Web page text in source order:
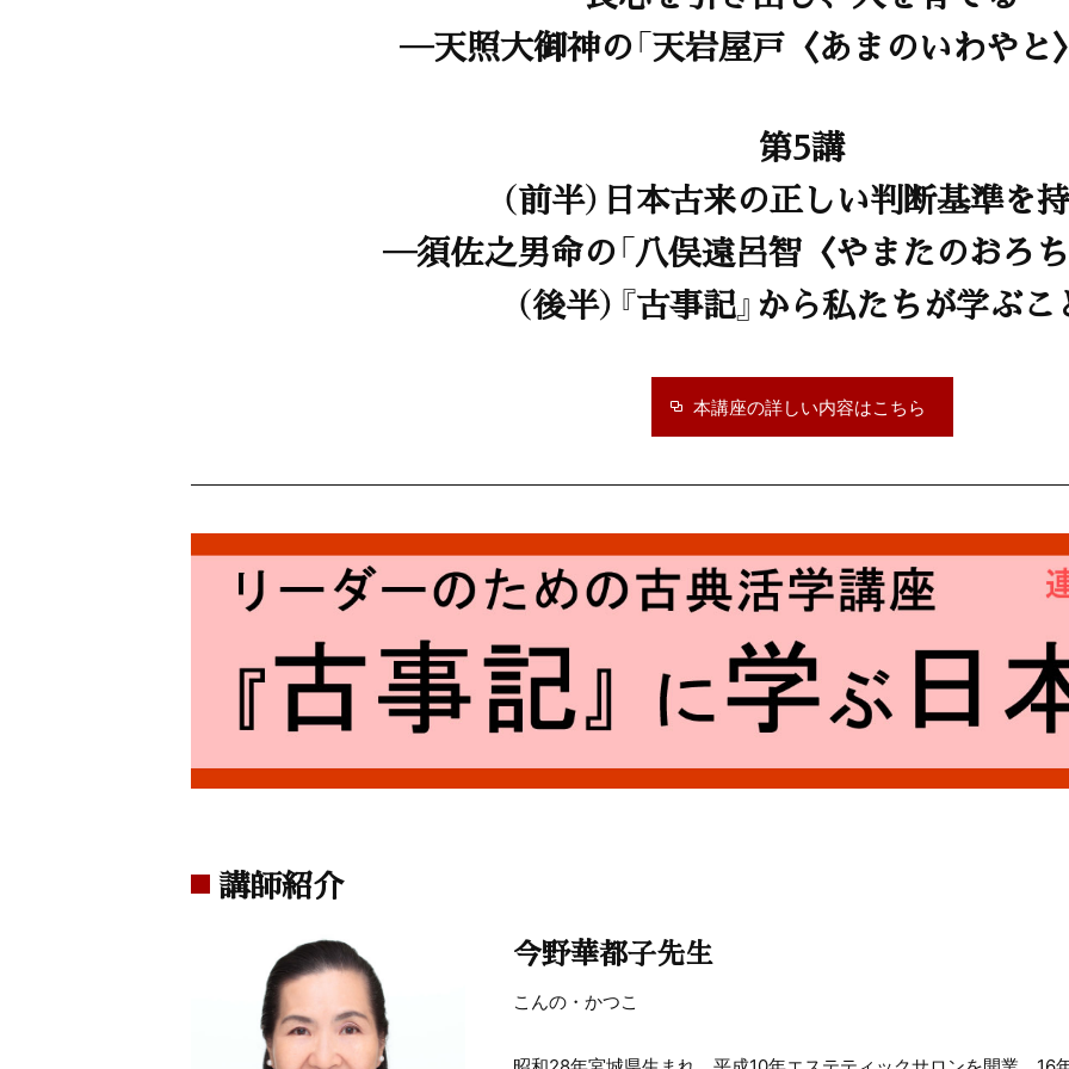
―天照大御神の「天岩屋戸〈あまのいわやと
第5講
（前半）日本古来の正しい判断基準を
―須佐之男命の「八俣遠呂智〈やまたのおろ
（後半）『古事記』から私たちが学ぶこ
本講座の詳しい内容はこちら
講師紹介
今野華都子先生
こんの・かつこ